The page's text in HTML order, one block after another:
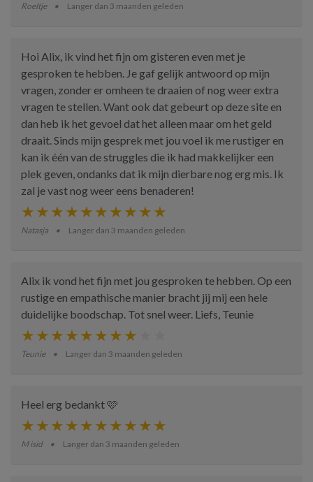
Roeltje Langer dan 3 maanden geleden
Hoi Alix, ik vind het fijn om gisteren even met je
gesproken te hebben. Je gaf gelijk antwoord op mijn
vragen, zonder er omheen te draaien of nog weer extra
vragen te stellen. Want ook dat gebeurt op deze site en
dan heb ik het gevoel dat het alleen maar om het geld
draait. Sinds mijn gesprek met jou voel ik me rustiger en
kan ik één van de struggles die ik had makkelijker een
plek geven, ondanks dat ik mijn dierbare nog erg mis. Ik
zal je vast nog weer eens benaderen!
Natasja Langer dan 3 maanden geleden
Alix ik vond het fijn met jou gesproken te hebben. Op een
rustige en empathische manier bracht jij mij een hele
duidelijke boodschap. Tot snel weer. Liefs, Teunie
Teunie Langer dan 3 maanden geleden
Heel erg bedankt 🩷
M isid Langer dan 3 maanden geleden